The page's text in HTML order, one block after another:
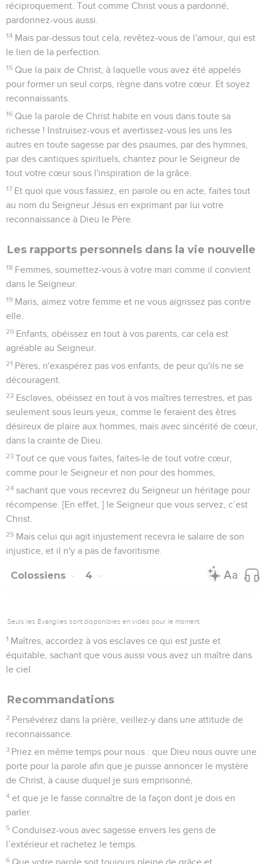
réciproquement. Tout comme Christ vous a pardonné,
pardonnez-vous aussi.
14 Mais par-dessus tout cela, revêtez-vous de l'amour, qui est
le lien de la perfection.
15 Que la paix de Christ, à laquelle vous avez été appelés
pour former un seul corps, règne dans votre cœur. Et soyez
reconnaissants.
16 Que la parole de Christ habite en vous dans toute sa
richesse ! Instruisez-vous et avertissez-vous les uns les
autres en toute sagesse par des psaumes, par des hymnes,
par des cantiques spirituels, chantez pour le Seigneur de
tout votre cœur sous l'inspiration de la grâce.
17 Et quoi que vous fassiez, en parole ou en acte, faites tout
au nom du Seigneur Jésus en exprimant par lui votre
reconnaissance à Dieu le Père.
Les rapports personnels dans la vie nouvelle
18 Femmes, soumettez-vous à votre mari comme il convient
dans le Seigneur.
19 Maris, aimez votre femme et ne vous aigrissez pas contre
elle.
20 Enfants, obéissez en tout à vos parents, car cela est
agréable au Seigneur.
21 Pères, n'exaspérez pas vos enfants, de peur qu'ils ne se
découragent.
22 Esclaves, obéissez en tout à vos maîtres terrestres, et pas
seulement sous leurs yeux, comme le feraient des êtres
désireux de plaire aux hommes, mais avec sincérité de cœur,
dans la crainte de Dieu.
23 Tout ce que vous faites, faites-le de tout votre cœur,
comme pour le Seigneur et non pour des hommes,
24 sachant que vous recevrez du Seigneur un héritage pour
récompense. [En effet, ] le Seigneur que vous servez, c’est
Christ.
25 Mais celui qui agit injustement recevra le salaire de son
injustice, et il n'y a pas de favoritisme.
Colossiens 4
Seuls les Évangiles sont disponibles en vidéo pour le moment.
1 Maîtres, accordez à vos esclaves ce qui est juste et
équitable, sachant que vous aussi vous avez un maître dans
le ciel.
Recommandations
2 Persévérez dans la prière, veillez-y dans une attitude de
reconnaissance.
3 Priez en même temps pour nous : que Dieu nous ouvre une
porte pour la parole afin que je puisse annoncer le mystère
de Christ, à cause duquel je suis emprisonné,
4 et que je le fasse connaître de la façon dont je dois en
parler.
5 Conduisez-vous avec sagesse envers les gens de
l’extérieur et rachetez le temps.
6 Que votre parole soit toujours pleine de grâce et